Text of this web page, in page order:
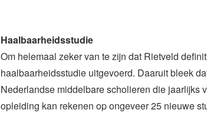
Haalbaarheidsstudie
Om helemaal zeker van te zijn dat Rietveld
haalbaarheidsstudie uitgevoerd. Daaruit bleek
Nederlandse middelbare scholieren die jaarlijks
opleiding kan rekenen op ongeveer 25 nieuwe